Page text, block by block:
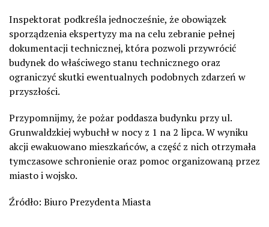
Inspektorat podkreśla jednocześnie, że obowiązek
sporządzenia ekspertyzy ma na celu zebranie pełnej
dokumentacji technicznej, która pozwoli przywrócić
budynek do właściwego stanu technicznego oraz
ograniczyć skutki ewentualnych podobnych zdarzeń w
przyszłości.
Przypomnijmy, że pożar poddasza budynku przy ul.
Grunwaldzkiej wybuchł w nocy z 1 na 2 lipca. W wyniku
akcji ewakuowano mieszkańców, a część z nich otrzymała
tymczasowe schronienie oraz pomoc organizowaną przez
miasto i wojsko.
Źródło: Biuro Prezydenta Miasta